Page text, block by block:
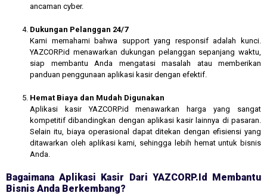
ancaman cyber.
Dukungan Pelanggan 24/7
Kami memahami bahwa support yang responsif adalah kunci.
YAZCORP.id menawarkan dukungan pelanggan sepanjang waktu,
siap membantu Anda mengatasi masalah atau memberikan
panduan penggunaan aplikasi kasir dengan efektif.
Hemat Biaya dan Mudah Digunakan
Aplikasi kasir YAZCORP.id menawarkan harga yang sangat
kompetitif dibandingkan dengan aplikasi kasir lainnya di pasaran.
Selain itu, biaya operasional dapat ditekan dengan efisiensi yang
ditawarkan oleh aplikasi kami, sehingga lebih hemat untuk bisnis
Anda.
Bagaimana Aplikasi Kasir Dari YAZCORP.id Membantu
Bisnis Anda Berkembang?